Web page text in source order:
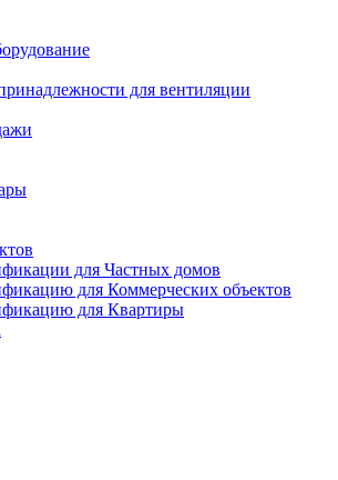
для вентиляции
для Частных домов
для Коммерческих объектов
для Квартиры